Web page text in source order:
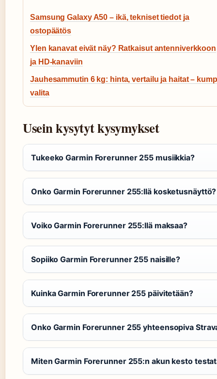
Samsung Galaxy A50 – ikä, tekniset tiedot ja
ostopäätös
Ylen kanavat eivät näy? Ratkaisut antenniverkkoon
ja HD-kanaviin
Jauhesammutin 6 kg: hinta, vertailu ja haitat –
valita
Usein kysytyt kysymykset
Tukeeko Garmin Forerunner 255 musiikkia?
Onko Garmin Forerunner 255:llä kosketusnäyttö?
Voiko Garmin Forerunner 255:llä maksaa?
Sopiiko Garmin Forerunner 255 naisille?
Kuinka Garmin Forerunner 255 päivitetään?
Onko Garmin Forerunner 255 yhteensopiva
Miten Garmin Forerunner 255:n akun kesto